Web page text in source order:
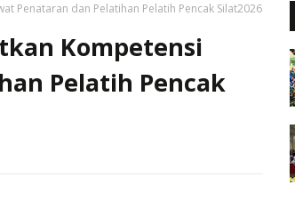
Penataran dan Pelatihan Pelatih Pencak Silat2026
Kompetensi
Pelatih Pencak